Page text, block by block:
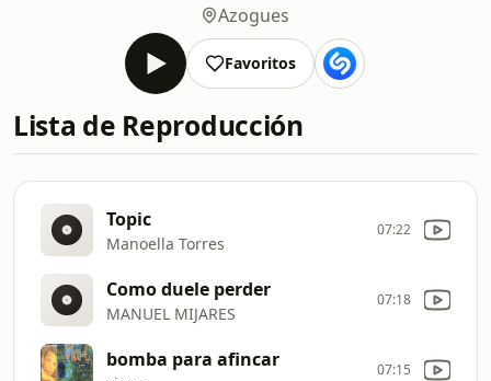
Azogues
Favoritos
Lista de Reproducción
Topic
Manoella Torres
07:22
Como duele perder
MANUEL MIJARES
07:18
bomba para afincar 07:15